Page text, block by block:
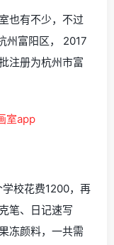
也有不少，不过
州富阳区， 2017
注册为杭州市富
校花费1200，再
笔、日记速写
冻颜料，一共需